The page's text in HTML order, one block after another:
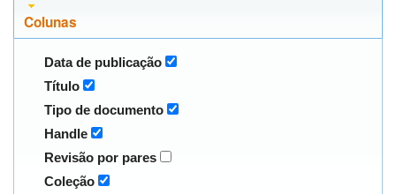
Colunas
Data de publicação
Título
Tipo de documento
Handle
Revisão por pares
Coleção